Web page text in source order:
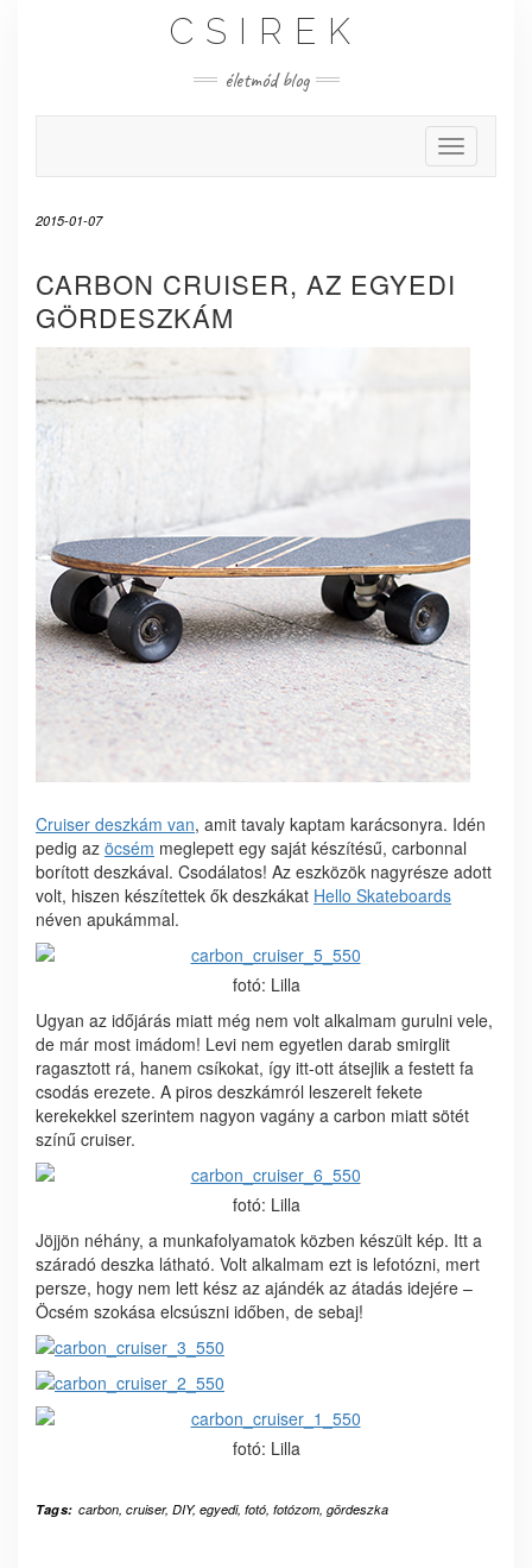
CSIREK
életmód blog
Toggle
2015-01-07
CARBON CRUISER, AZ EGYEDI
GÖRDESZKÁM
Cruiser deszkám van, amit tavaly kaptam karácsonyra. Idén
pedig az öcsém meglepett egy saját készítésű, carbonnal
borított deszkával. Csodálatos! Az eszközök nagyrésze adott
volt, hiszen készítettek ők deszkákat Hello Skateboards
néven apukámmal.
fotó: Lilla
Ugyan az időjárás miatt még nem volt alkalmam gurulni vele,
de már most imádom! Levi nem egyetlen darab smirglit
ragasztott rá, hanem csíkokat, így itt-ott átsejlik a festett fa
csodás erezete. A piros deszkámról leszerelt fekete
kerekekkel szerintem nagyon vagány a carbon miatt sötét
színű cruiser.
fotó: Lilla
Jöjjön néhány, a munkafolyamatok közben készült kép. Itt a
száradó deszka látható. Volt alkalmam ezt is lefotózni, mert
persze, hogy nem lett kész az ajándék az átadás idejére –
Öcsém szokása elcsúszni időben, de sebaj!
fotó: Lilla
Tags: carbon, cruiser, DIY, egyedi, fotó, fotózom, gördeszka